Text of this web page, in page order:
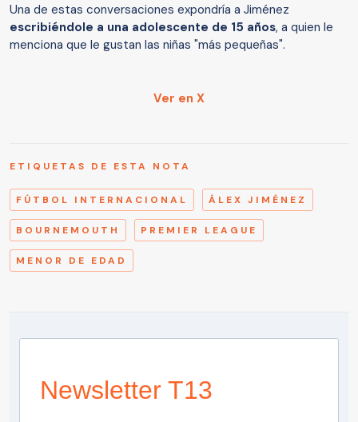
Una de estas conversaciones expondría a Jiménez
escribiéndole a una adolescente de 15 años, a quien le
menciona que le gustan las niñas "más pequeñas".
Ver en X
ETIQUETAS DE ESTA NOTA
FÚTBOL INTERNACIONAL ÁLEX JIMÉNEZ
BOURNEMOUTH PREMIER LEAGUE
MENOR DE EDAD
Newsletter T13